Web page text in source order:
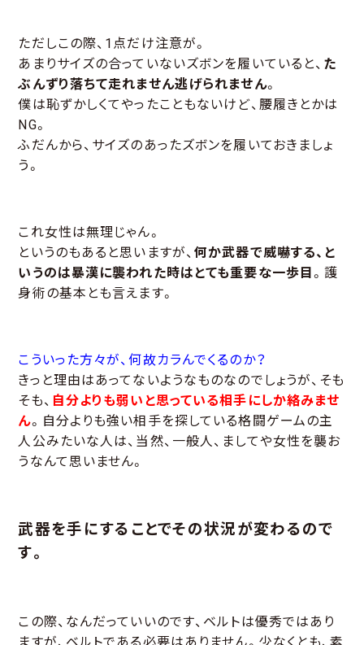
ただしこの際、1点だけ注意が。
あまりサイズの合っていないズボンを履いていると、 た
ぶんずり落ちて走れません逃げられません。
僕は恥ずかしくてやったこともないけど、腰履きとかは
NG。
ふだんから、サイズのあったズボンを履いておきましょ
う。
これ女性は無理じゃん。
というのもあると思いますが、何か武器で威嚇する、と
いうのは暴漢に襲われた時はとても重要な一歩目。護
身術の基本とも言えます。
こういった方々が、何故カラんでくるのか？
きっと理由はあってないようなものなのでしょうが、そも
そも、 自分よりも弱いと思っている相手にしか絡みませ
ん。自分よりも強い相手を探している格闘ゲームの主
人公みたいな人は、当然、一般人、ましてや女性を襲お
うなんて思いません。
武器を手にすることでその状況が変わるので
す。
この際、なんだっていいのです、ベルトは優秀ではあり